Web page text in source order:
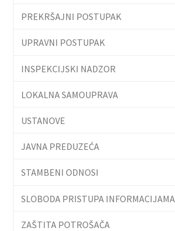
PREKRŠAJNI POSTUPAK
UPRAVNI POSTUPAK
INSPEKCIJSKI NADZOR
LOKALNA SAMOUPRAVA
USTANOVE
JAVNA PREDUZEĆA
STAMBENI ODNOSI
SLOBODA PRISTUPA INFORMACIJAMA
ZAŠTITA POTROŠAČA